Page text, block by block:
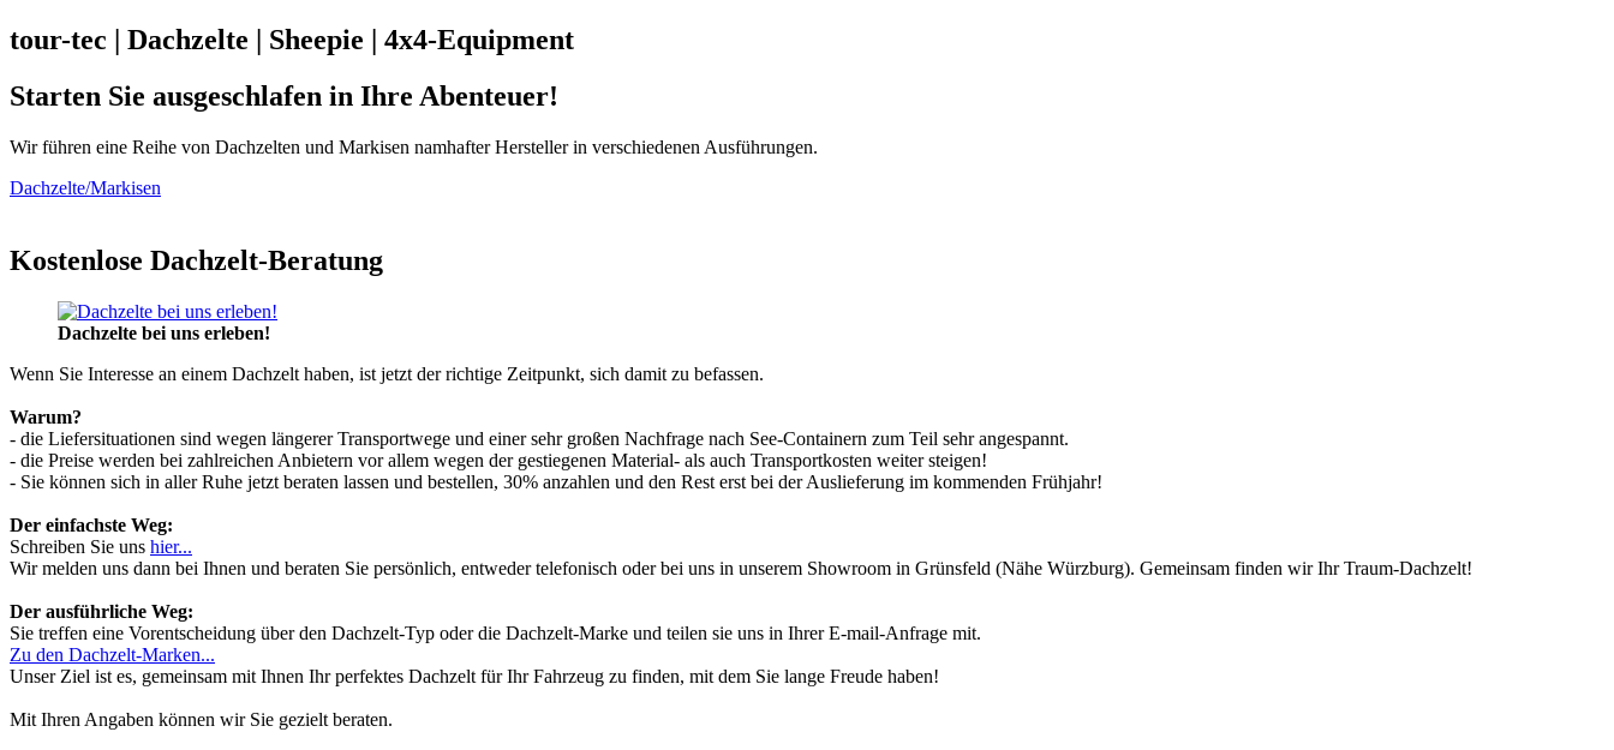
tour-tec | Dachzelte | Sheepie | 4x4-Equipment
Starten Sie ausgeschlafen in Ihre Abenteuer!
Wir führen eine Reihe von Dachzelten und Markisen namhafter Hersteller in verschiedenen Ausführungen.
Dachzelte/Markisen
Kostenlose Dachzelt-Beratung
Dachzelte bei uns erleben!
Wenn Sie Interesse an einem Dachzelt haben, ist jetzt der richtige Zeitpunkt, sich damit zu befassen.
Warum?
- die Liefersituationen sind wegen längerer Transportwege und einer sehr großen Nachfrage nach See-Containern zum Teil sehr angespannt.
- die Preise werden bei zahlreichen Anbietern vor allem wegen der gestiegenen Material- als auch Transportkosten weiter steigen!
- Sie können sich in aller Ruhe jetzt beraten lassen und bestellen, 30% anzahlen und den Rest erst bei der Auslieferung im kommenden Frühjahr!
Der einfachste Weg:
Schreiben Sie uns hier...
Wir melden uns dann bei Ihnen und beraten Sie persönlich, entweder telefonisch oder bei uns in unserem Showroom in Grünsfeld (Nähe Würzburg). Gemeinsam finden wir Ihr Traum-Dachzelt!
Der ausführliche Weg:
Sie treffen eine Vorentscheidung über den Dachzelt-Typ oder die Dachzelt-Marke und teilen sie uns in Ihrer E-mail-Anfrage mit.
Zu den Dachzelt-Marken...
Unser Ziel ist es, gemeinsam mit Ihnen Ihr perfektes Dachzelt für Ihr Fahrzeug zu finden, mit dem Sie lange Freude haben!
Mit Ihren Angaben können wir Sie gezielt beraten.